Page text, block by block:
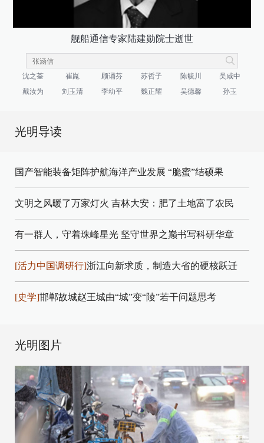
舰船通信专家陆建勋院士逝世
沈之荃 崔崑 顾诵芬 苏哲子 陈毓川
吴咸中
戴汝为
刘玉清 李幼平 魏正耀 吴德馨 孙玉
光明导读
国产智能装备矩阵护航海洋产业发展 “脆蜜”结硕果
文明之风暖了万家灯火 吉林大安：肥了土地富了农民
有一群人，守着珠峰星光 坚守世界之巅书写科研华章
[活力中国调研行]浙江向新求质，制造大省的硬核跃迁
[史学]邯郸故城赵王城由“城”变“陵”若干问题思考
光明图片